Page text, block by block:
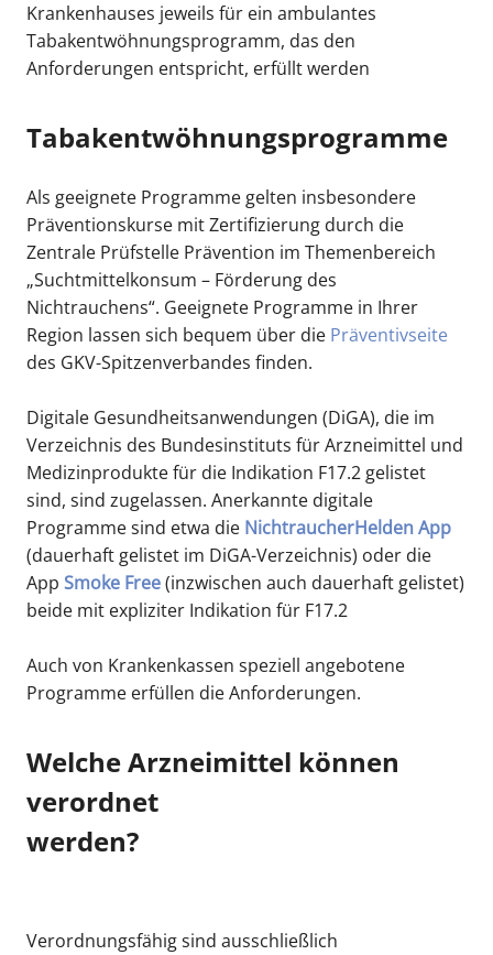
Krankenhauses jeweils für ein ambulantes
Tabakentwöhnungsprogramm, das den
Anforderungen entspricht, erfüllt werden
Tabakentwöhnungsprogramme
Als geeignete Programme gelten insbesondere
Präventionskurse mit Zertifizierung durch die
Zentrale Prüfstelle Prävention im Themenbereich
„Suchtmittelkonsum – Förderung des
Nichtrauchens“. Geeignete Programme in Ihrer
Region lassen sich bequem über die Präventivseite
des GKV-Spitzenverbandes finden.
Digitale Gesundheitsanwendungen (DiGA), die im
Verzeichnis des Bundesinstituts für Arzneimittel und
Medizinprodukte für die Indikation F17.2 gelistet
sind, sind zugelassen. Anerkannte digitale
Programme sind etwa die NichtraucherHelden App
(dauerhaft gelistet im DiGA-Verzeichnis) oder die
App Smoke Free(inzwischen auch dauerhaft gelistet)
beide mit expliziter Indikation für F17.2
Auch von Krankenkassen speziell angebotene
Programme erfüllen die Anforderungen.
Welche Arzneimittel können
verordnet
werden?
Verordnungsfähig sind ausschließlich